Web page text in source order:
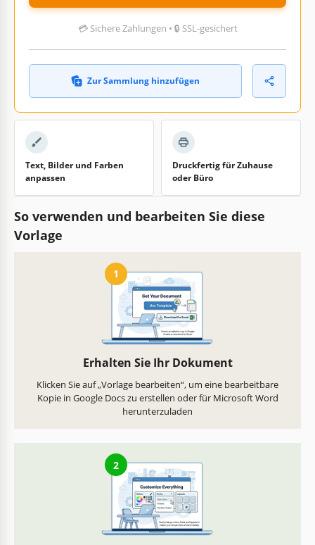
💳 Sichere Zahlungen • 🔒 SSL-gesichert
Zur Sammlung hinzufügen
Text, Bilder und Farben
anpassen
Druckfertig für Zuhause
oder Büro
So verwenden und bearbeiten Sie diese
Vorlage
1
Erhalten Sie Ihr Dokument
Klicken Sie auf „Vorlage bearbeiten“, um eine bearbeitbare
Kopie in Google Docs zu erstellen oder für Microsoft Word
herunterzuladen
2